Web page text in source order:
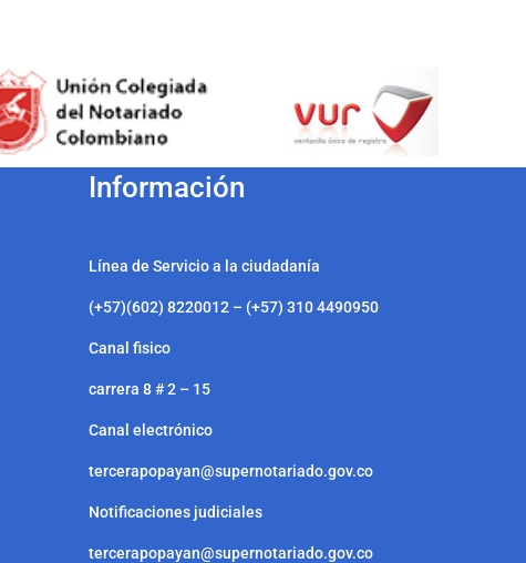
Información
Línea de Servicio a la ciudadanía
(+57)(602) 8220012 – (+57) 310 4490950
Canal fisico
carrera 8 # 2 – 15
Canal electrónico
tercerapopayan@supernotariado.gov.co
Notificaciones judiciales
tercerapopayan@supernotariado.gov.co